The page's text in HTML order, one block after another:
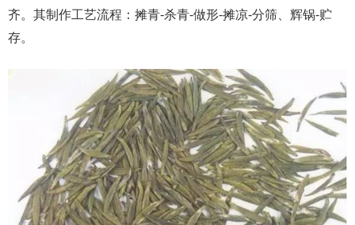
齐。其制作工艺流程：摊青-杀青-做形-摊凉-分筛、辉锅-贮
存。